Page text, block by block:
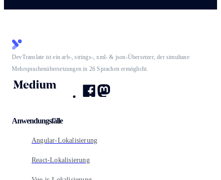
DevTranslate ist ein arb-, strings-, xml- & json-Übersetzer, der simultane
Mehrsprachenübersetzungen in 26 Sprachen ermöglicht.
Anwendungsfälle
Angular-Lokalisierung
React-Lokalisierung